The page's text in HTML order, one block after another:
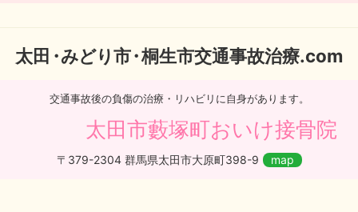
太田・みどり市・桐生市交通事故治療.com
交通事故後の負傷の治療・リハビリに自身があります。
太田市藪塚町おいけ接骨院
〒379-2304 群馬県太田市大原町398-9 map